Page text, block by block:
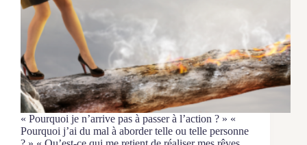
« Pourquoi je n’arrive pas à passer à l’action ? » «
Pourquoi j’ai du mal à aborder telle ou telle personne